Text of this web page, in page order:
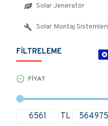
Solar Jeneratör
Solar Montaj Sistemleri
FILTRELEME
FIYAT
TL